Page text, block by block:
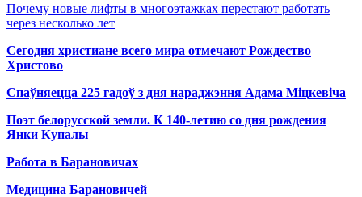
Почему новые лифты в многоэтажках перестают работать
через несколько лет
Сегодня христиане всего мира отмечают Рождество
Христово
Спаўняецца 225 гадоў з дня нараджэння Адама Міцкевіча
Поэт белорусской земли. К 140-летию со дня рождения
Янки Купалы
Работа в Барановичах
Медицина Барановичей